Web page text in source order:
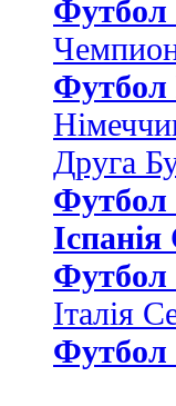
Футбол
Футбол
Друга
Футбол
Футбол
Італія
Футбол